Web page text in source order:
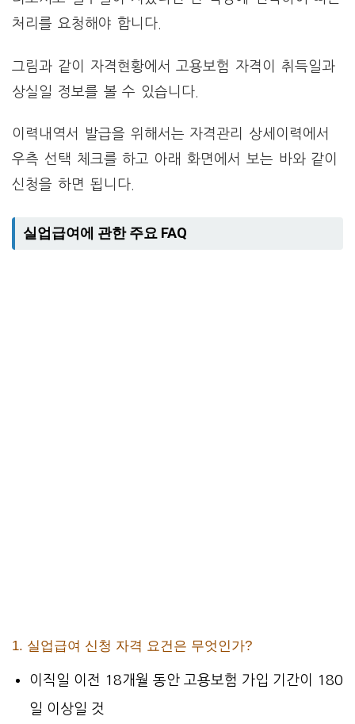
처리를 요청해야 합니다.
그림과 같이 자격현황에서 고용보험 자격이 취득일과
상실일 정보를 볼 수 있습니다.
이력내역서 발급을 위해서는 자격관리 상세이력에서
우측 선택 체크를 하고 아래 화면에서 보는 바와 같이
신청을 하면 됩니다.
실업급여에 관한 주요 FAQ
1. 실업급여 신청 자격 요건은 무엇인가?
이직일 이전 18개월 동안 고용보험 가입 기간이 180
일 이상일 것